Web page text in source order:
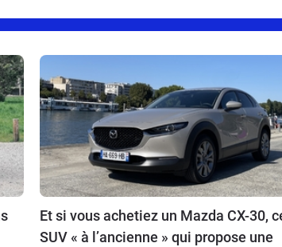
Et si vous achetiez un Mazda CX-30,
SUV « à l’ancienne » qui propose une